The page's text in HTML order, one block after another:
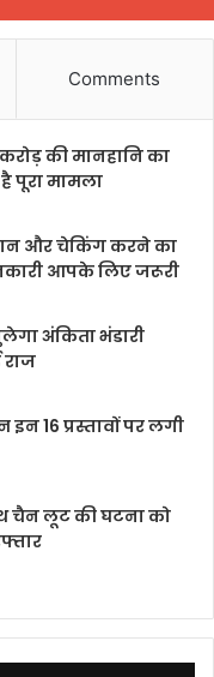
Comments
की मानहानि का
पूरा मामला
और चेकिंग करने का
आपके लिए जरूरी
अंकिता भंडारी
16 प्रस्तावों पर लगी
चैन लूट की घटना को